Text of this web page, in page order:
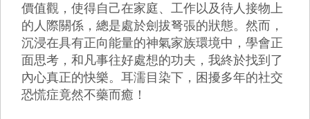
價值觀，使得自己在家庭、工作以及待人接物上
的人際關係，總是處於劍拔弩張的狀態。然而，
沉浸在具有正向能量的神氣家族環境中，學會正
面思考，和凡事往好處想的功夫，我終於找到了
內心真正的快樂。耳濡目染下，困擾多年的社交
恐慌症竟然不藥而癒！